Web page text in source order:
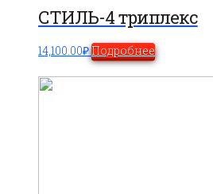
СТИЛЬ-4 триплекс
14,100.00₽ Подробнее